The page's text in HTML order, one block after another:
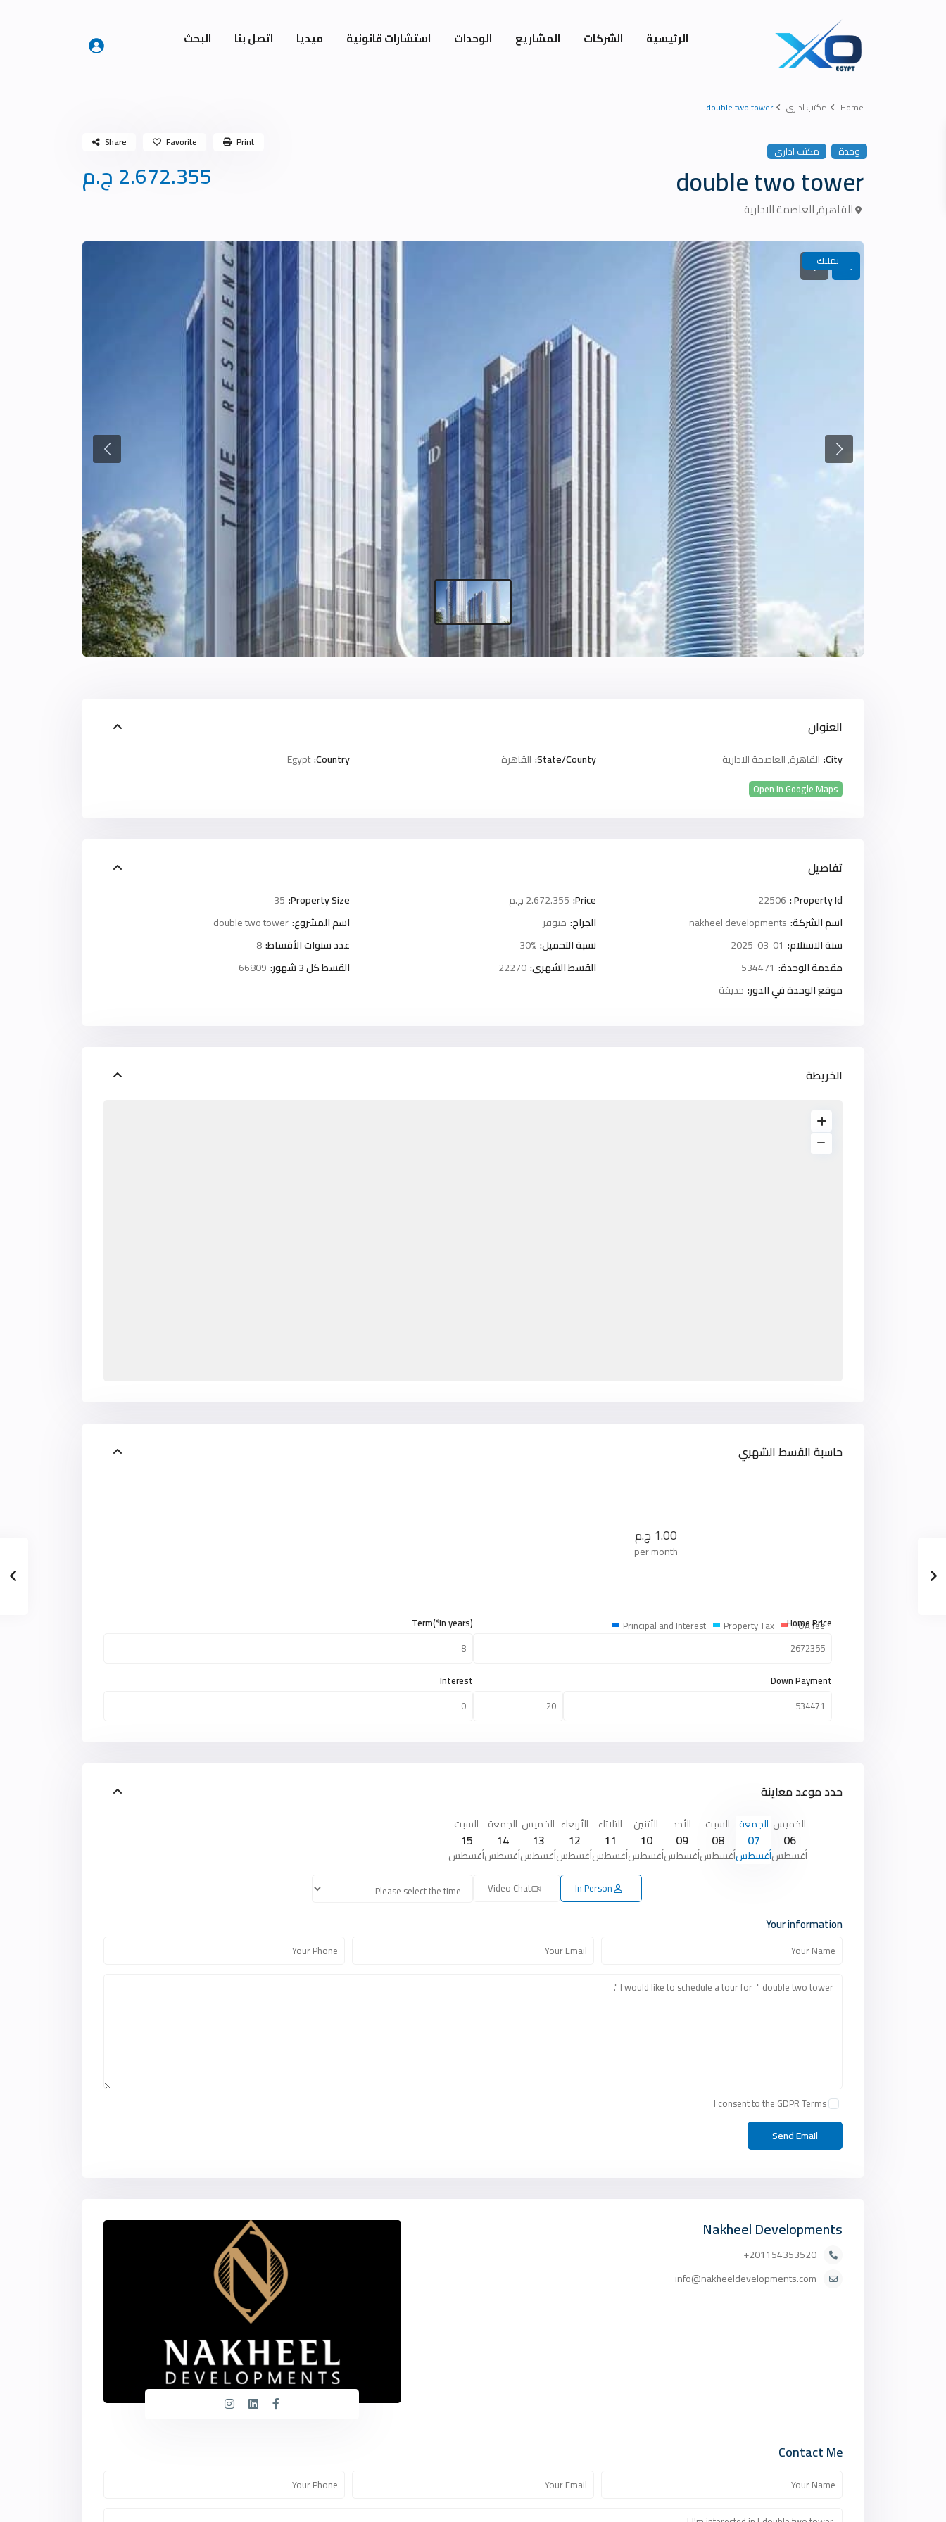
الرئيسية الشركات المشاريع الوحدات استشارات قانونية ميديا اتصل بنا البحث
Home مكتب ادارى double two tower
وحدة مكتب ادارى
double two tower 2.672.355 ج.م
القاهرة,العاصمة الادارية
Share Favorite Print
تمليك
العنوان
City: القاهرة,العاصمة الادارية State/County: القاهرة Country:
Egypt
Open In Google Maps
تفاصيل
Property Id :
22506
Price: 2.672.355 ج.م Property Size:
35
اسم الشركة: nakheel developments الجراج: متوفر اسم المشروع:double two tower
سنة الاستلام: 2025-03-01 نسبة التحميل:30% عدد سنوات الأقساط:8
مقدمة الوحدة: 534471 القسط الشهرى:22270 القسط كل 3 شهور:
66809
موقع الوحدة في الدور: حديقة
الخريطة
حاسبة القسط الشهري
1.00 ج.م
per month
Principal and Interest Property Tax HOA fee
Home Price
Down Payment
Term(*in years)
Interest
حدد موعد معاينة
الخميس
06
أغسطس
الجمعة
07
أغسطس
السبت
08
أغسطس
الأحد
09
أغسطس
الأثنين
10
أغسطس
الثلاثاء
11
أغسطس
الأربعاء
12
أغسطس
الخميس
13
أغسطس
الجمعة
14
أغسطس
السبت
15
أغسطس
In Person
Video Chat
Your information
I consent to the GDPR Terms
Nakheel Developments
201154353520+
info@nakheeldevelopments.com
Contact Me